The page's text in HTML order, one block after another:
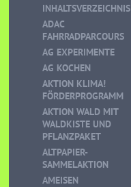
INHALTSVERZEICHNIS
ADAC
FAHRRADPARCOURS
AG EXPERIMENTE
AG KOCHEN
AKTION KLIMA!
FÖRDERPROGRAMM
AKTION WALD MIT
WALDKISTE UND
PFLANZPAKET
ALTPAPIER-
SAMMELAKTION
AMEISEN